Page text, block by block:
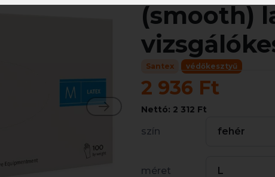
(smooth)
Santex védőkesztyű
2 936 Ft
Nettó: 2 312 Ft
szín fehér
méret L